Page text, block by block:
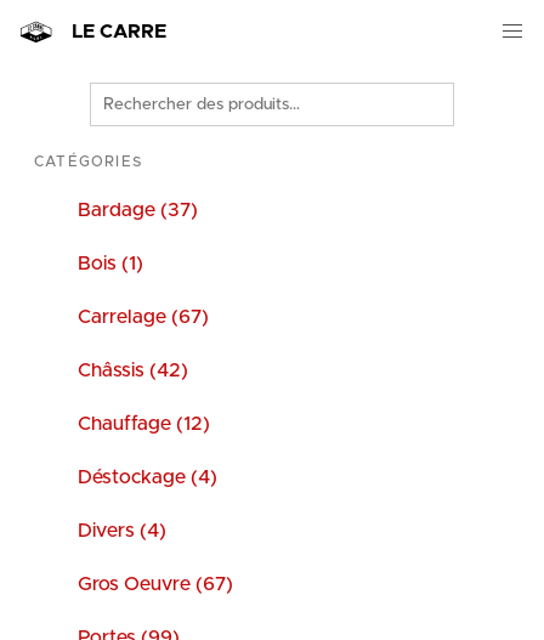
LE CARRE
Rechercher
des
produits
CATÉGORIES
Bardage (37)
Bois (1)
Carrelage (67)
Châssis (42)
Chauffage (12)
Déstockage (4)
Divers (4)
Gros Oeuvre (67)